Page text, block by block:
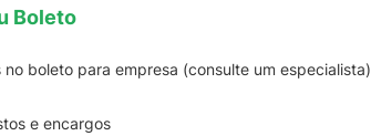
Boleto
boleto para empresa (consulte um especialista)
e encargos